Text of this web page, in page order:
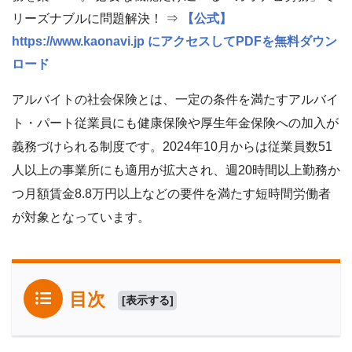
リーズナブルに問題解決！ ⇒
【公式】
https://www.kaonavi.jp にアクセスしてPDFを無料ダウン
ロード
アルバイトの社会保険とは、一定の条件を満たすアルバイ
ト・パート従業員にも健康保険や厚生年金保険への加入が
義務づけられる制度です。2024年10月からは従業員数51
人以上の事業所にも適用が拡大され、週20時間以上勤務か
つ月額賃金8.8万円以上などの要件を満たす短時間労働者
が対象となっています。
目次 [表示する]